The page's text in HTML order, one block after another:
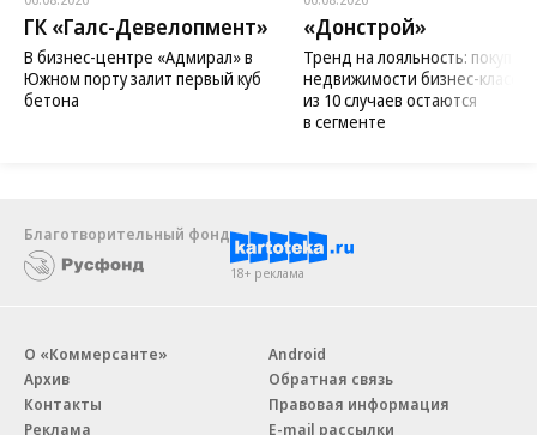
ГК «Галс-Девелопмент»
В бизнес-центре «Адмирал» в
Южном порту залит первый куб
бетона
«Донстрой»
Тренд на лояльность:
недвижимости бизнес-класса
из 10 случаев остаются
в сегменте
Благотворительный фонд
18+ реклама
О «Коммерсанте»
Архив
Контакты
Реклама
Android
Обратная связь
Правовая информация
E-mail рассылки